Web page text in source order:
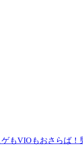
ゲもVIOもおさらば